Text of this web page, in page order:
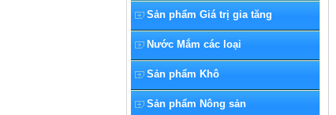
Sản phẩm Giá trị gia tăng
Nước Mắm các loại
Sản phẩm Khô
Sản phẩm Nông sản